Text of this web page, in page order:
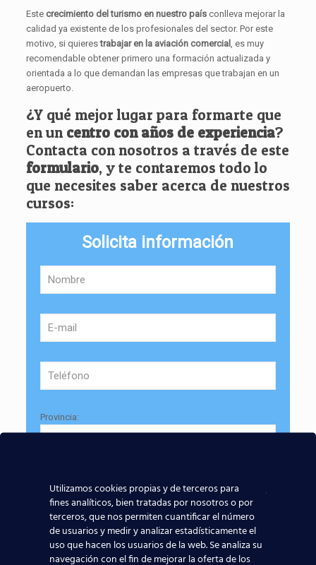
Estecrecimiento del turismo en nuestro paísconlleva mejorar la
calidad ya existente de los profesionales del sector. Por este
motivo, si quierestrabajar en la aviación comercial , es muy
recomendable obtener primero una formación actualizada y
orientada a lo que demandan las empresas que trabajan en un
aeropuerto.
¿Y qué mejor lugar para formarte que
en un centro con años de experiencia?
Contacta con nosotros a través de este
formulario, y te contaremos todo lo
que necesites saber acerca de nuestros
cursos:
Solicita información
Provincia:
Utilizamos cookies propias y de terceros para
fines analíticos, bien tratadas por nosotros o por
terceros, que nos permiten cuantificar el número
de usuarios y medir y analizar estadísticamente el
uso que hacen los usuarios de la web. Se analiza su
navegación con el fin de mejorar la oferta de los